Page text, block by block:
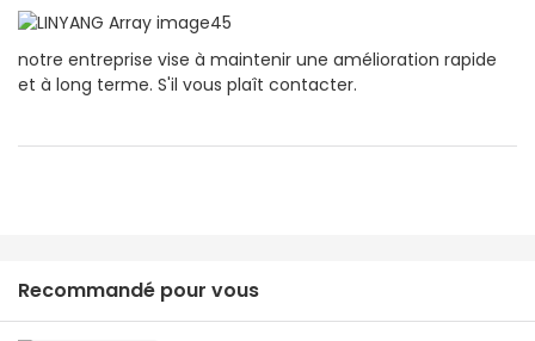
notre entreprise vise à maintenir une amélioration rapide
et à long terme. S'il vous plaît contacter.
Recommandé pour vous